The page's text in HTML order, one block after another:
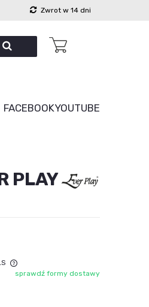
Zwrot w 14 dni
FACEBOOKYOUTUBE
PLAY
sprawdź formy dostawy